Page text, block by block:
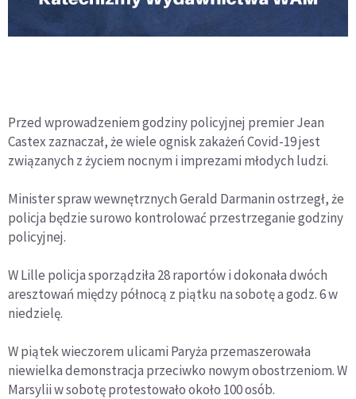
Przed wprowadzeniem godziny policyjnej premier Jean
Castex zaznaczał, że wiele ognisk zakażeń Covid-19 jest
związanych z życiem nocnym i imprezami młodych ludzi.
Minister spraw wewnętrznych Gerald Darmanin ostrzegł, że
policja będzie surowo kontrolować przestrzeganie godziny
policyjnej.
W Lille policja sporządziła 28 raportów i dokonała dwóch
aresztowań między północą z piątku na sobotę a godz. 6 w
niedzielę.
W piątek wieczorem ulicami Paryża przemaszerowała
niewielka demonstracja przeciwko nowym obostrzeniom. W
Marsylii w sobotę protestowało około 100 osób.